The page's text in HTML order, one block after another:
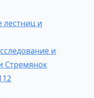
и
и
Стремянок